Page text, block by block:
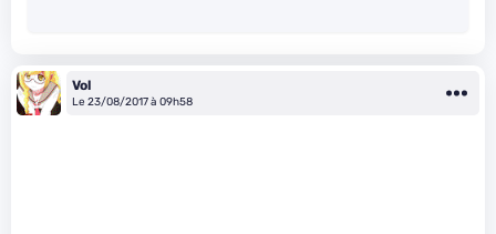
Vol
Le 23/08/2017 à 09h58